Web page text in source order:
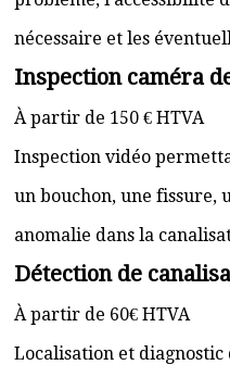
nécessaire et les
Inspection caméra
À partir de 150 € HTVA
Inspection vidéo
un bouchon, une fissure,
anomalie dans la
Détection de
À partir de 60€ HTVA
Localisation et diagnostic